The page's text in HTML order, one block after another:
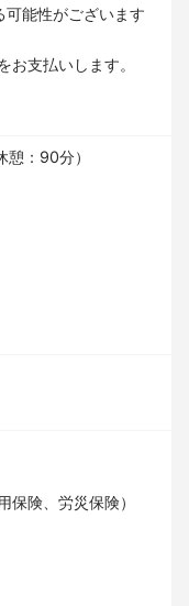
能性がございます
お支払いします。
：90分）
保険、労災保険）